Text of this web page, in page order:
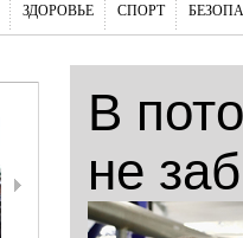
ЗДОРОВЬЕ СПОРТ
В
не